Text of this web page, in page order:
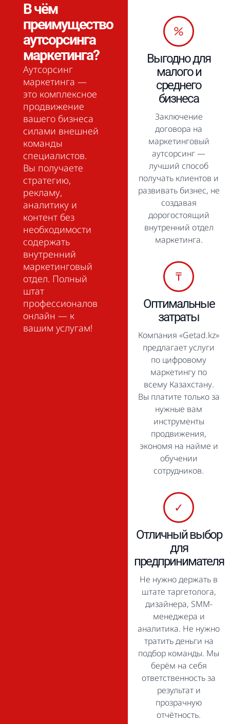
В чём
преимущество
аутсорсинга
маркетинга?
Аутсорсинг
маркетинга —
это комплексное
продвижение
вашего бизнеса
силами внешней
команды
специалистов.
Вы получаете
стратегию,
рекламу,
аналитику и
контент без
необходимости
содержать
внутренний
маркетинговый
отдел. Полный
штат
профессионалов
онлайн — к
вашим услугам!
%
Выгодно для
малого и
среднего
бизнеса
Заключение
договора на
маркетинговый
аутсорсинг —
лучший способ
получать клиентов и
развивать бизнес, не
создавая
дорогостоящий
внутренний отдел
маркетинга.
₸
Оптимальные
затраты
Компания «Getad.kz»
предлагает услуги
по цифровому
маркетингу по
всему Казахстану.
Вы платите только за
нужные вам
инструменты
продвижения,
экономя на найме и
обучении
сотрудников.
✓
Отличный выбор
для
предпринимателя
Не нужно держать в
штате таргетолога,
дизайнера, SMM-
менеджера и
аналитика. Не нужно
тратить деньги на
подбор команды. Мы
берём на себя
ответственность за
результат и
прозрачную
отчётность.